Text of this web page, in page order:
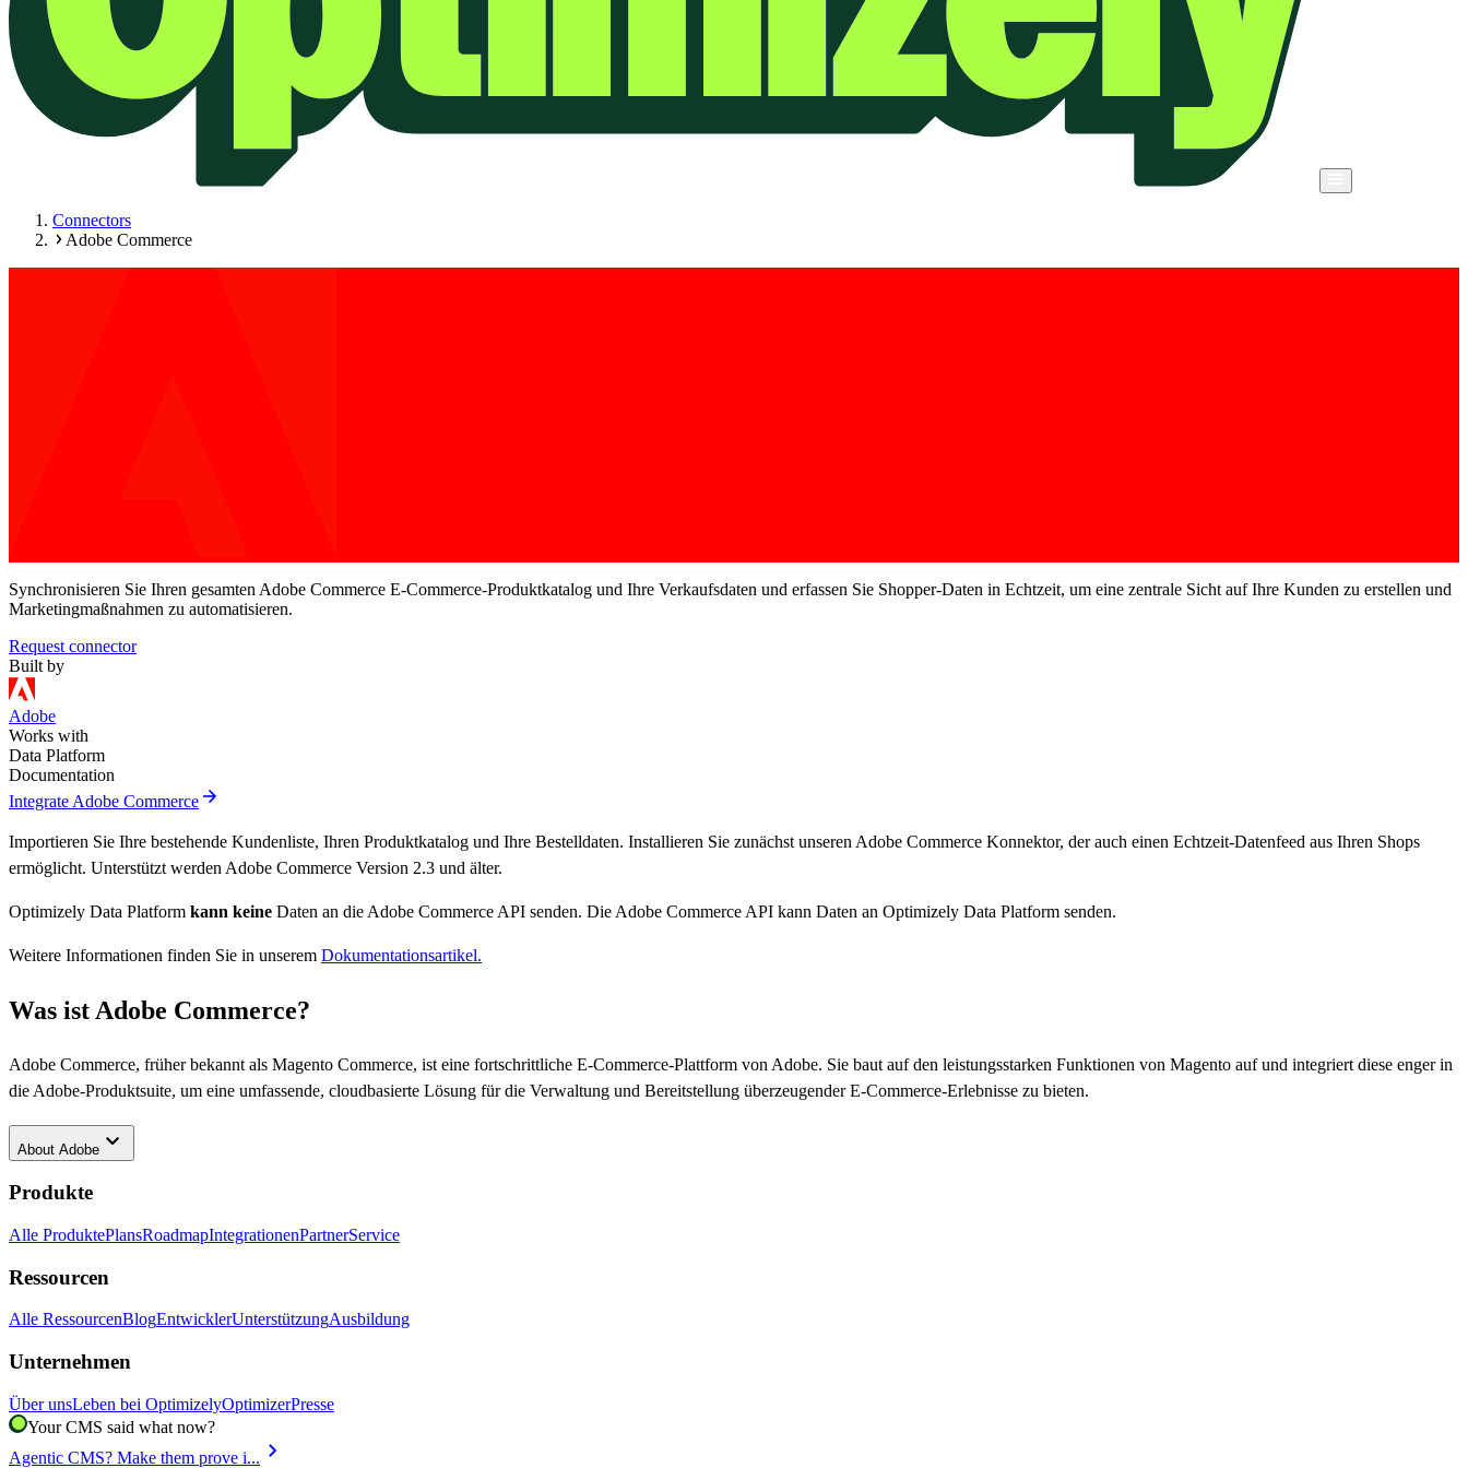
Connectors
Adobe Commerce
Synchronisieren Sie Ihren gesamten Adobe Commerce E-Commerce-Produktkatalog und Ihre Verkaufsdaten und erfassen Sie Shopper-Daten in Echtzeit, um eine zentrale Sicht auf Ihre Kunden zu erstellen und
Marketingmaßnahmen zu automatisieren.
Request connector
Built by
Adobe
Works with
Data Platform
Documentation
Integrate Adobe Commerce arrow_forward
Importieren Sie Ihre bestehende Kundenliste, Ihren Produktkatalog und Ihre Bestelldaten. Installieren Sie zunächst unseren Adobe Commerce Konnektor, der auch einen Echtzeit-Datenfeed aus Ihren Shops
ermöglicht. Unterstützt werden Adobe Commerce Version 2.3 und älter.
Optimizely Data Platform kann keine Daten an die Adobe Commerce API senden. Die Adobe Commerce API kann Daten an Optimizely Data Platform senden.
Weitere Informationen finden Sie in unserem Dokumentationsartikel.
Was ist Adobe Commerce?
Adobe Commerce, früher bekannt als Magento Commerce, ist eine fortschrittliche E-Commerce-Plattform von Adobe. Sie baut auf den leistungsstarken Funktionen von Magento auf und integriert diese enger in
die Adobe-Produktsuite, um eine umfassende, cloudbasierte Lösung für die Verwaltung und Bereitstellung überzeugender E-Commerce-Erlebnisse zu bieten.
About Adobe keyboard_arrow_down
Produkte
Alle ProduktePlansRoadmapIntegrationenPartnerService
Ressourcen
Alle RessourcenBlogEntwicklerUnterstützungAusbildung
Unternehmen
Über unsLeben bei OptimizelyOptimizerPresse
Your CMS said what now?
Agentic CMS? Make them prove i... chevron_right